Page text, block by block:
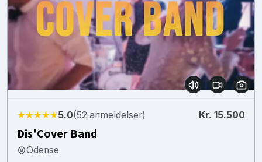
★★★★★5.0(52 anmeldelser) Kr. 15.500
Dis'Cover Band
Odense